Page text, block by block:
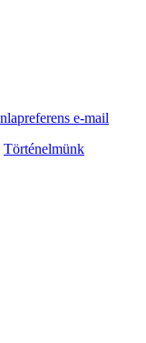
e-mail
Történelmünk